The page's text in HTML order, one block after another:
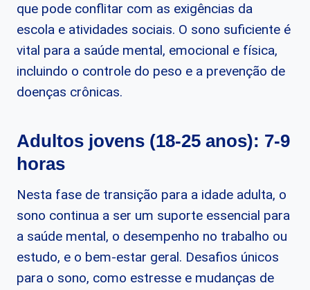
que pode conflitar com as exigências da
escola e atividades sociais. O sono suficiente é
vital para a saúde mental, emocional e física,
incluindo o controle do peso e a prevenção de
doenças crônicas.
Adultos jovens (18-25 anos): 7-9
horas
Nesta fase de transição para a idade adulta, o
sono continua a ser um suporte essencial para
a saúde mental, o desempenho no trabalho ou
estudo, e o bem-estar geral. Desafios únicos
para o sono, como estresse e mudanças de